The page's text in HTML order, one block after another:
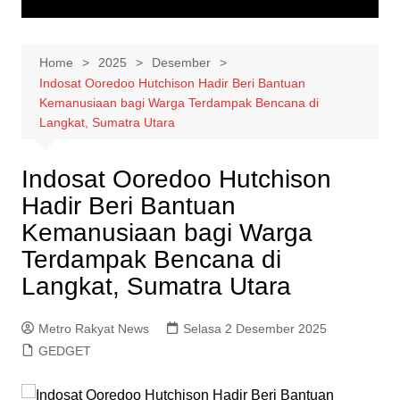
Home 2025
Desember
Indosat Ooredoo Hutchison Hadir Beri Bantuan
Kemanusiaan bagi Warga Terdampak Bencana di
Langkat, Sumatra Utara
Indosat Ooredoo Hutchison
Hadir Beri Bantuan
Kemanusiaan bagi Warga
Terdampak Bencana di
Langkat, Sumatra Utara
Metro Rakyat News
Selasa 2 Desember 2025
GEDGET